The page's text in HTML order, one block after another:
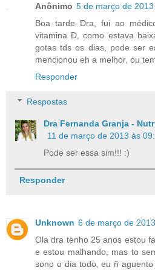
Anônimo 5 de março de
Boa tarde Dra, fui ao
vitamina D, como estava
gotas tds os dias, pode ser
mencionou eh a melhor, ou
Responder
Respostas
Dra Fernanda Granja -
11 de março de 2013 às
Pode ser essa sim!!! :)
Responder
Unknown 6 de março de
Ola dra tenho 25 anos estou
e estou malhando, mas to
sono o dia todo, eu ñ